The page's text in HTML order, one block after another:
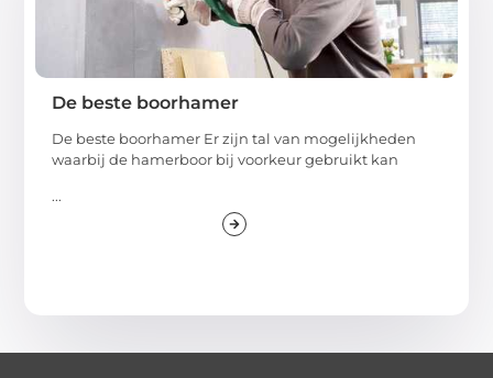
De beste boorhamer
De beste boorhamer Er zijn tal van mogelijkheden
waarbij de hamerboor bij voorkeur gebruikt kan
...